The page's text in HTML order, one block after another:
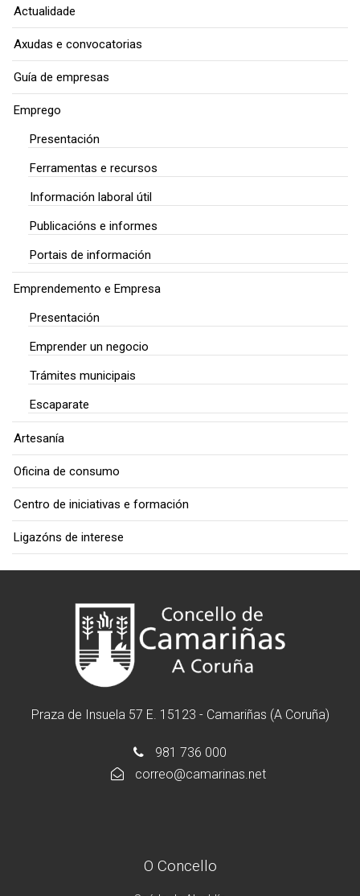
Actualidade
Axudas e convocatorias
Guía de empresas
Emprego
Presentación
Ferramentas e recursos
Información laboral útil
Publicacións e informes
Portais de información
Emprendemento e Empresa
Presentación
Emprender un negocio
Trámites municipais
Escaparate
Artesanía
Oficina de consumo
Centro de iniciativas e formación
Ligazóns de interese
Praza de Insuela 57 E. 15123 - Camariñas (A Coruña)
981 736 000
correo@camarinas.net
O Concello